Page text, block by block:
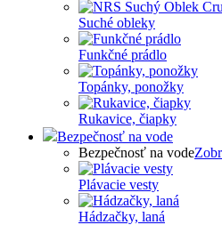
Suché obleky
Funkčné prádlo
Topánky, ponožky
Rukavice, čiapky
Bezpečnosť na vode
Bezpečnosť na vode
Plávacie vesty
Hádzačky, laná